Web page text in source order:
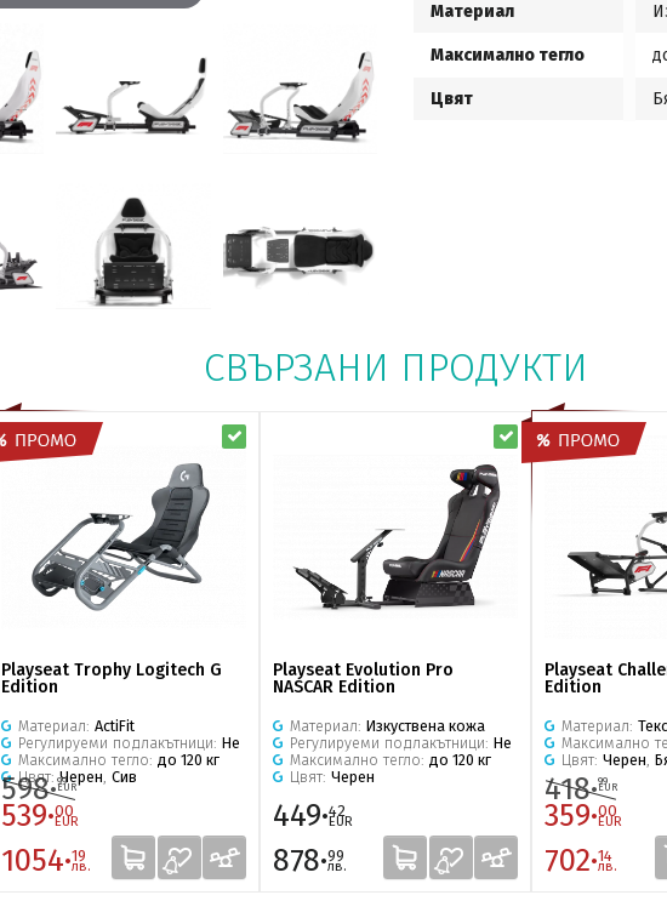
Материал
Максимално тегло
Цвят
СВЪРЗАНИ ПРОДУКТИ
Playseat Trophy Logitech G
Edition
Материал: ActiFit
Регулируеми подлакътници: Не
Максимално тегло: до 120 кг
Цвят:Черен Сив
598·99
EUR
539·00
EUR
1054·19
лв.
Playseat Evolution Pro
NASCAR Edition
Материал: Изкуствена кожа
Регулируеми подлакътници: Не
Максимално тегло: до 120 кг
Цвят: Черен
449·42
EUR
878·99
лв.
Playseat
Edition
Материал:
Максимално
Цвят: Черен
418·99
EUR
359·00
EUR
702·14
лв.